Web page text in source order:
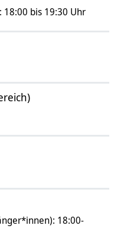
bis 19:30 Uhr
18:00-